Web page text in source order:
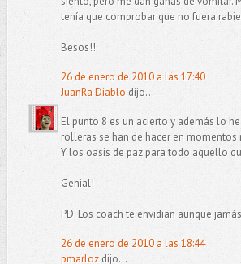
tenía que comprobar que no fuera
Besos!!
26 de enero de 2010 a las 17:40
JuanRa Diablo dijo...
El punto 8 es un acierto y además lo
rolleras se han de hacer en momentos
Y los oasis de paz para todo aquello
Genial!
PD. Los coach te envidian aunque
26 de enero de 2010 a las 18:44
pmarlozdijo...